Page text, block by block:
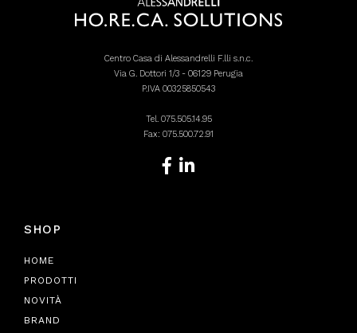
Centro Casa di Alessandrelli F.lli s.n.c.
Via G. Dottori 1/3 - 06129 Perugia
P.IVA 00325850543
Tel. 075.505.14.95
Fax: 075.500.72.91
SHOP
HOME
PRODOTTI
NOVITÀ
BRAND